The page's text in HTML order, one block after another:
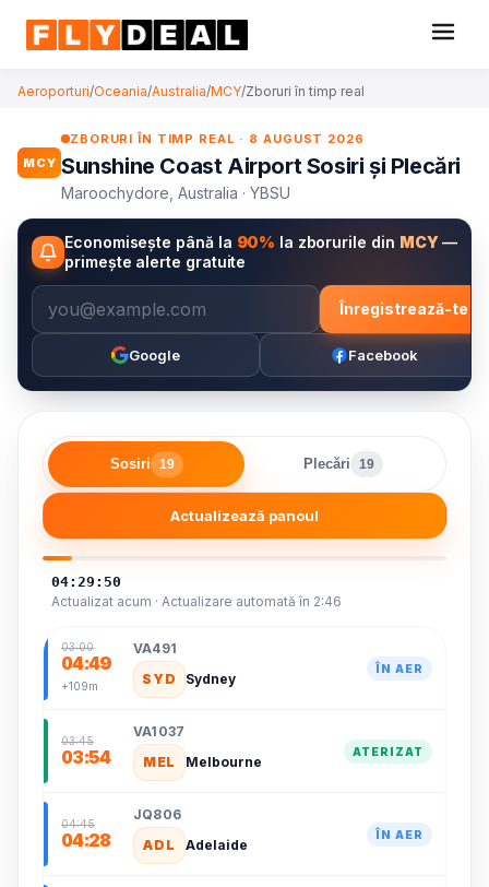
Aeroporturi/Oceania/Australia/MCY/Zboruri în timp real
MCY
ZBORURI ÎN TIMP REAL · 8 AUGUST 2026
Sunshine Coast Airport Sosiri și Plecări
Maroochydore, Australia · YBSU
Economisește până la 90% la zborurile din MCY—
primește alerte gratuite
Înregistrează-te
Google Facebook
Sosiri 19 Plecări 19
Actualizează panoul
04:29:50
Actualizat acum · Actualizare automată în 2:46
03:00
04:49
+109m
VA491
SYD
Sydney
ÎN AER
03:45
03:54
VA1037
MEL
Melbourne
ATERIZAT
04:45
04:28
JQ806
ADL
Adelaide
ÎN AER